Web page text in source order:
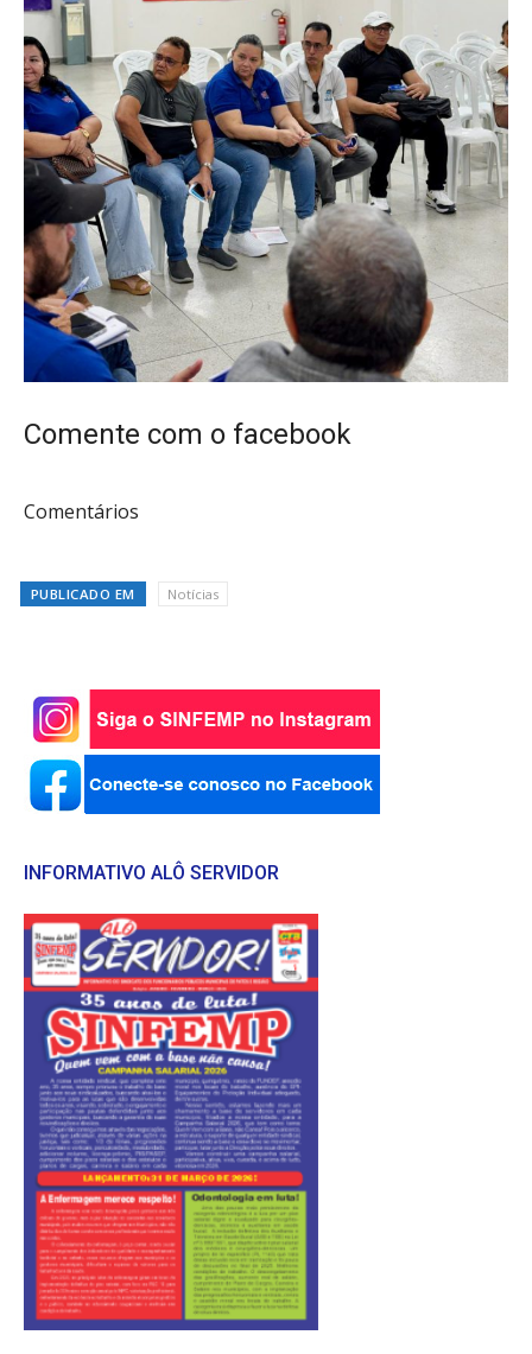
Comente com o facebook
Comentários
PUBLICADO EM Notícias
INFORMATIVO ALÔ SERVIDOR